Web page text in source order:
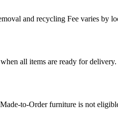
and recycling Fee varies by
all items are ready for
to-Order furniture is not